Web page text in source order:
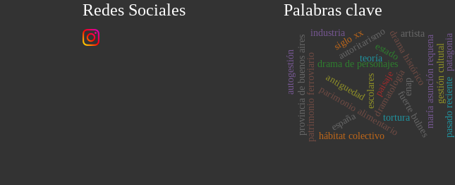
Redes Sociales Palabras clave
escolares
parimonio alimentario
patrimonio ferroviario dramatología
drama de personajesdrama históricomaría asunción requena
fuerte bulnes
antiguedad
estado
autoritarismo
provincia de buenos aires gestión cultutal
siglo xx
españa
paisaje pasado reciente
enap
hábitat colectivo
autogestión
tortura
teoría patagonia
industria artista